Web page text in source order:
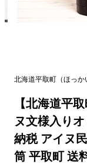
北海道平取町 （ほっか
【北海道平
ヌ文様入り
納税 アイヌ
筒 平取町 送